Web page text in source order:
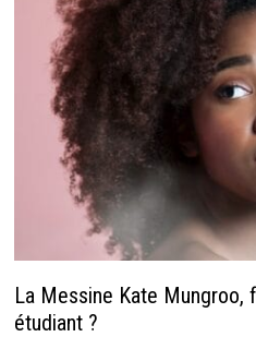
La Messine Kate Mungroo,
étudiant ?